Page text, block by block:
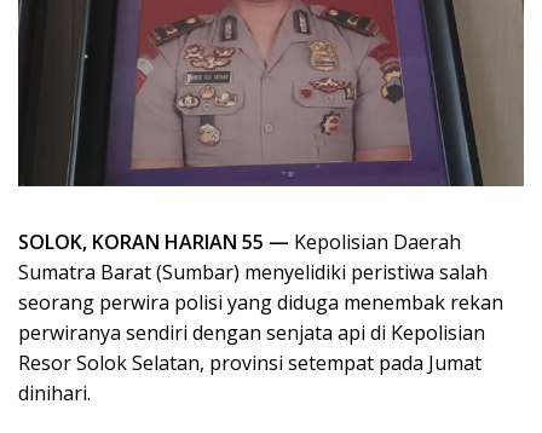
SOLOK, KORAN HARIAN 55 — Kepolisian Daerah
Sumatra Barat (Sumbar) menyelidiki peristiwa salah
seorang perwira polisi yang diduga menembak rekan
perwiranya sendiri dengan senjata api di Kepolisian
Resor Solok Selatan, provinsi setempat pada Jumat
dinihari.